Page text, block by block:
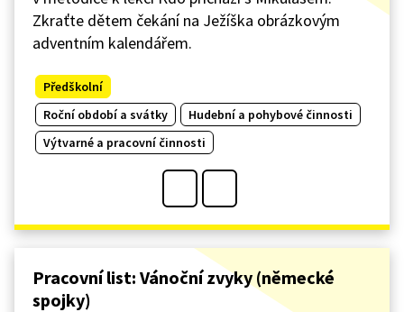
Zkraťte dětem čekání na Ježíška obrázkovým
adventním kalendářem.
Předškolní
Roční období a svátky
Hudební a pohybové činnosti
Výtvarné a pracovní činnosti
Pracovní list: Vánoční zvyky (německé
spojky)